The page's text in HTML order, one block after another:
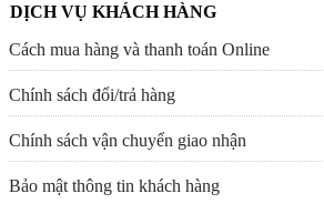
DỊCH VỤ KHÁCH HÀNG
Cách mua hàng và thanh toán Online
Chính sách đổi/trả hàng
Chính sách vận chuyển giao nhận
Bảo mật thông tin khách hàng